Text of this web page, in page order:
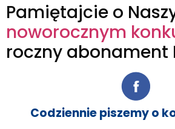
Pamiętajcie o
noworocznym
roczny abonament
Codziennie piszemy o